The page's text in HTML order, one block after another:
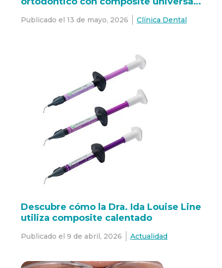
3M™ Filtek™ Easy Match
Publicado el 13 de mayo, 2026 Clínica Dental
Descubre cómo la Dra. Ida Louise Line
utiliza composite calentado
Publicado el 9 de abril, 2026 Actualidad